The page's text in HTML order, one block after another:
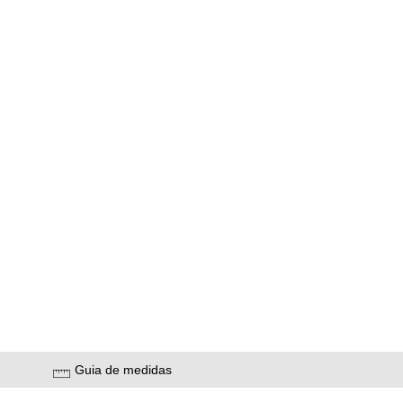
Guia de medidas